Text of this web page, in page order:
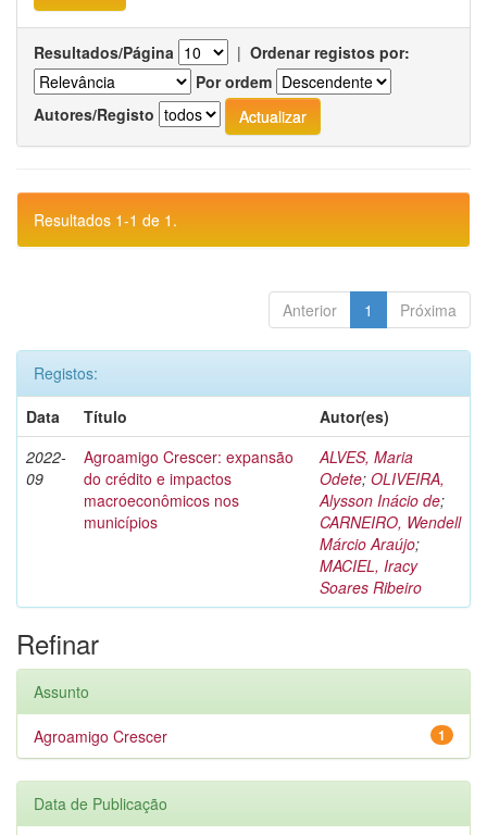
Resultados/Página | Ordenar registos por:
Por ordem
Autores/Registo
Resultados 1-1 de 1.
Anterior 1 Próxima
Registos:
Data
Título
Autor(es)
2022-
09
Agroamigo Crescer: expansão
do crédito e impactos
macroeconômicos nos
municípios
ALVES, Maria
Odete; OLIVEIRA,
Alysson Inácio de;
CARNEIRO, Wendell
Márcio Araújo;
MACIEL, Iracy
Soares Ribeiro
Refinar
Assunto
1
Agroamigo Crescer
Data de Publicação